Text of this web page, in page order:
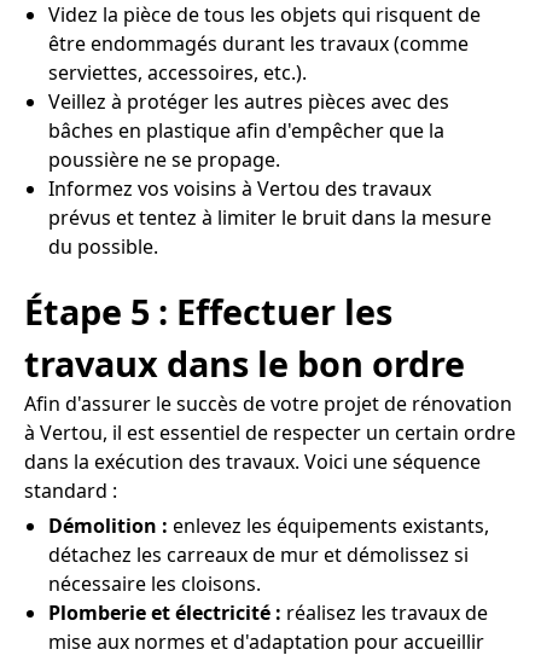
Videz la pièce de tous les objets qui risquent de
être endommagés durant les travaux (comme
serviettes, accessoires, etc.).
Veillez à protéger les autres pièces avec des
bâches en plastique afin d'empêcher que la
poussière ne se propage.
Informez vos voisins à Vertou des travaux
prévus et tentez à limiter le bruit dans la mesure
du possible.
Étape 5 : Effectuer les
travaux dans le bon ordre
Afin d'assurer le succès de votre projet de rénovation
à Vertou, il est essentiel de respecter un certain ordre
dans la exécution des travaux. Voici une séquence
standard :
Démolition : enlevez les équipements existants,
détachez les carreaux de mur et démolissez si
nécessaire les cloisons.
Plomberie et électricité : réalisez les travaux de
mise aux normes et d'adaptation pour accueillir